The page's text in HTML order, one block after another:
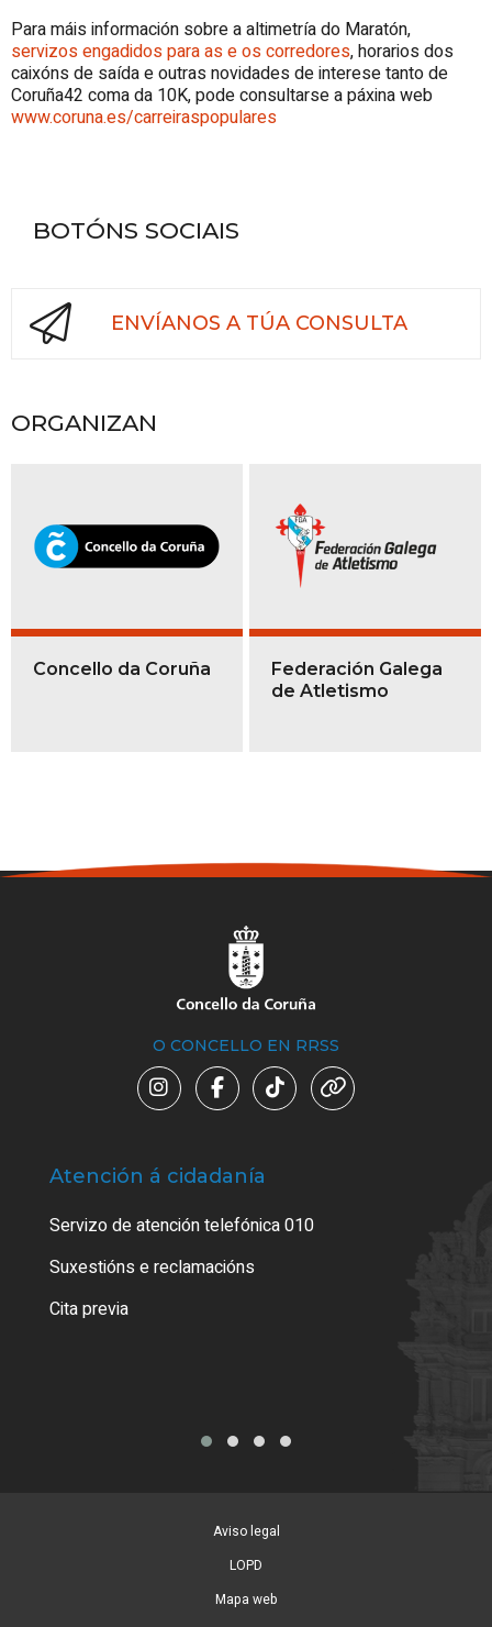
Para máis información sobre a altimetría do Maratón,
servizos engadidos para as e os corredores, horarios dos
caixóns de saída e outras novidades de interese tanto de
Coruña42 coma da 10K, pode consultarse a páxina web
www.coruna.es/carreiraspopulares
BOTÓNS SOCIAIS
ENVÍANOS A TÚA CONSULTA
ORGANIZAN
Concello da Coruña
Federación Galega
de Atletismo
O CONCELLO EN RRSS
Atención á cidadanía
Servizo de atención telefónica 010
Suxestións e reclamacións
Cita previa
Aviso legal
LOPD
Mapa web